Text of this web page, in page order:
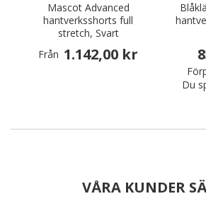
Mascot Advanced
hantverksshorts full
stretch, Svart
Från 1.142,00 kr
Du
VÅRA KUNDER